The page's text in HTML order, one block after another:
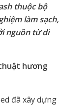
thuộc bộ
làm sạch,
nguồn từ di
hương
đã xây dựng